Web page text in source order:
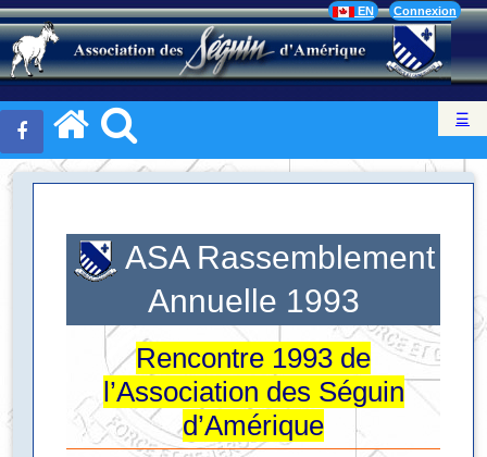
Connexion
EN
☰
ASA Rassemblement
Annuelle 1993
Rencontre 1993 de
l’Association des Séguin
d’Amérique